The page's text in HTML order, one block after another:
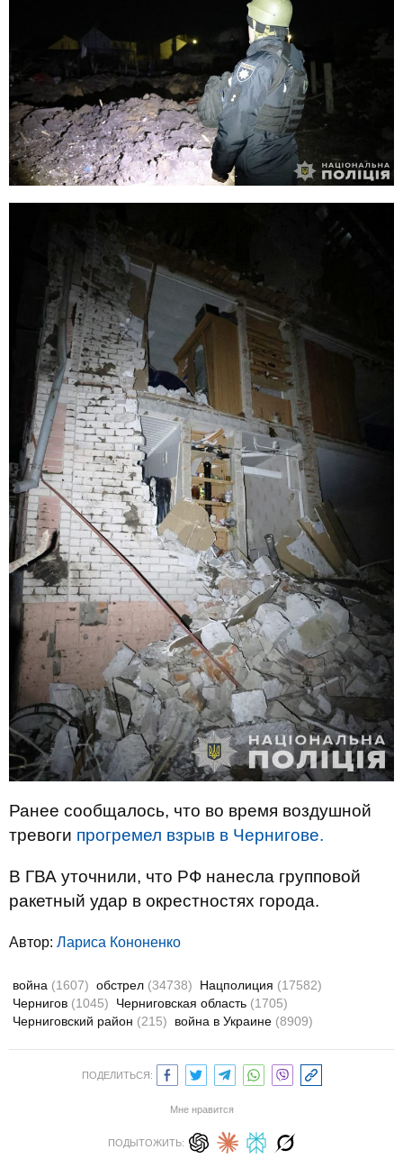
Ранее сообщалось, что во время воздушной
тревоги прогремел взрыв в Чернигове.
В ГВА уточнили, что РФ нанесла групповой
ракетный удар в окрестностях города.
Автор: Лариса Кононенко
война (1607) обстрел (34738) Нацполиция (17582)
Чернигов (1045) Черниговская область (1705)
Черниговский район (215) война в Украине (8909)
ПОДЕЛИТЬСЯ:
Мне нравится
ПОДЫТОЖИТЬ: